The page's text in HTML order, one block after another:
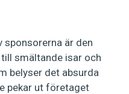
sponsorerna är den
smältande isar och
belyser det absurda
pekar ut företaget